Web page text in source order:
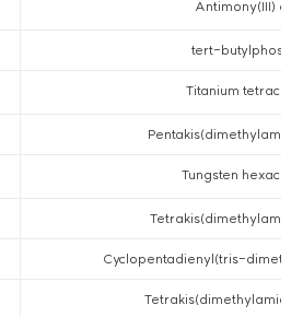
Antimony(III)
tert-
Titanium
Tungsten
Cyclopentadienyl(tris-